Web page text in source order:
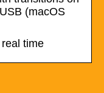
(macOS
time